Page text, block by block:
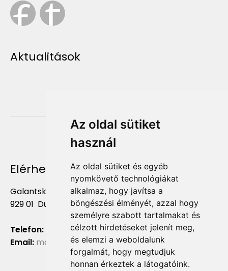
Az oldal sütiket
használ
Az oldal sütiket és egyéb
nyomkövető technológiákat
alkalmaz, hogy javítsa a
böngészési élményét, azzal hogy
személyre szabott tartalmakat és
célzott hirdetéseket jelenít meg,
és elemzi a weboldalunk
forgalmát, hogy megtudjuk
honnan érkeztek a látogatóink.
Aktualitások
Elérhetőség
Galantská cesta 658/2F
929 01 Dunajská Streda
Telefon:
+421 903 724 781
Email: marketing@liliumaurum.sk